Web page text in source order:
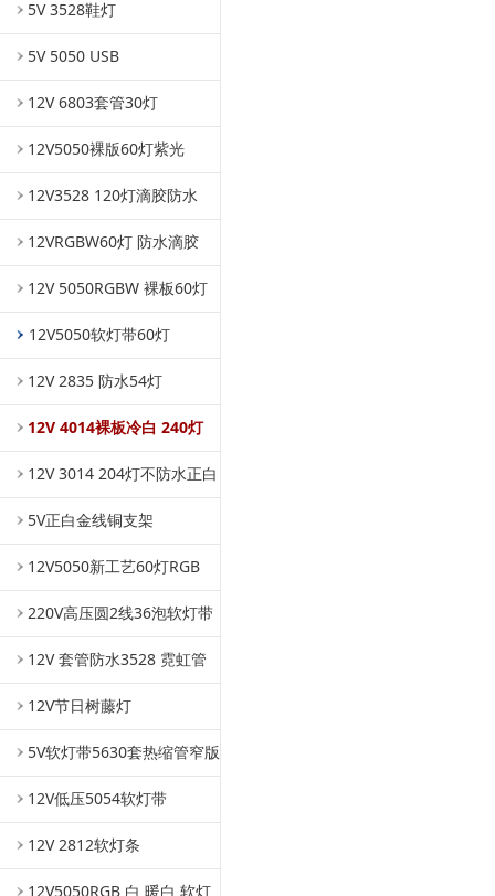
5V 3528鞋灯
5V 5050 USB
12V 6803套管30灯
12V5050裸版60灯紫光
12V3528 120灯滴胶防水
12VRGBW60灯 防水滴胶
12V 5050RGBW 裸板60灯
12V5050软灯带60灯
12V 2835 防水54灯
12V 4014裸板冷白 240灯
12V 3014 204灯不防水正白
5V正白金线铜支架
12V5050新工艺60灯RGB
220V高压圆2线36泡软灯带
12V 套管防水3528 霓虹管
12V节日树藤灯
5V软灯带5630套热缩管窄版
12V低压5054软灯带
12V 2812软灯条
12V5050RGB 白 暖白 软灯